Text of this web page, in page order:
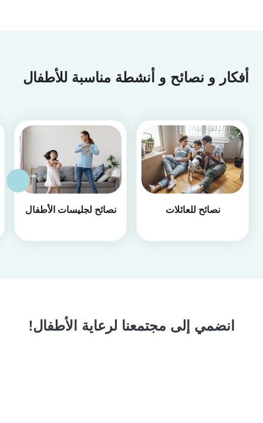
أفكار و نصائح و أنشطة مناسبة للأطفال
نصائح للعائلات نصائح لجليسات الأطفال
انضمي إلى مجتمعنا لرعاية الأطفال!